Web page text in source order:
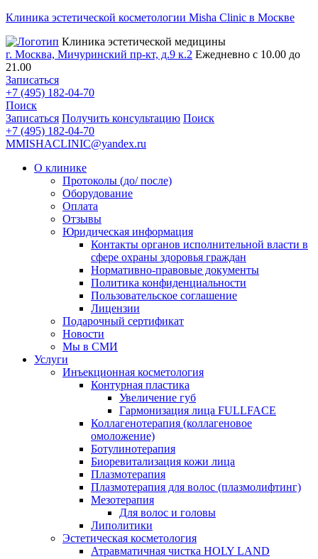
Клиника эстетической косметологии Misha Clinic в Москве
Клиника эстетической медицины
г. Москва, Мичуринский пр-кт, д.9 к.2 Ежедневно с 10.00 до
21.00
Записаться
+7 (495) 182-04-70
Поиск
Записаться Получить консультацию Поиск
+7 (495) 182-04-70
MMISHACLINIC@yandex.ru
О клинике
Протоколы (до/ после)
Оборудование
Оплата
Отзывы
Юридическая информация
Контакты органов исполнительной власти в
сфере охраны здоровья граждан
Нормативно-правовые документы
Политика конфиденциальности
Пользовательское соглашение
Лицензии
Подарочный сертификат
Новости
Мы в СМИ
Услуги
Инъекционная косметология
Контурная пластика
Увеличение губ
Гармонизация лица FULLFACE
Коллагенотерапия (коллагеновое
омоложение)
Ботулинотерапия
Биоревитализация кожи лица
Плазмотерапия
Плазмотерапия для волос (плазмолифтинг)
Мезотерапия
Для волос и головы
Липолитики
Эстетическая косметология
Атравматичная чистка HOLY LAND